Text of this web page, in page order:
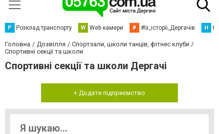
Р Розклад транспорту W Web камери # #Із_історіі_Дергачів Н
Головна Дозвілля
Спортзали, школи танців, фітнес клуби
Спортивні секції та школи
Спортивні секції та школи Дергачі
+ Додати підприємство